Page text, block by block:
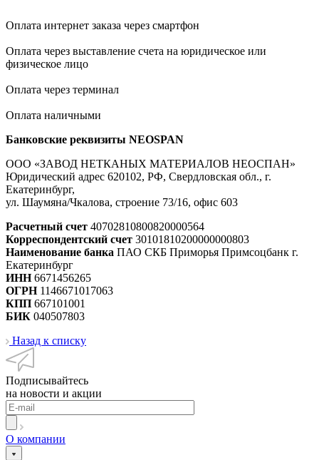
Оплата интернет заказа через смартфон
Оплата через выставление счета на юридическое или
физическое лицо
Оплата через терминал
Оплата наличными
Банковские реквизиты NEOSPAN
ООО «ЗАВОД НЕТКАНЫХ МАТЕРИАЛОВ НЕОСПАН»
Юридический адрес 620102, РФ, Свердловская обл., г.
Екатеринбург,
ул. Шаумяна/Чкалова, строение 73/16, офис 603
Расчетный счет 40702810800820000564
Корреспондентский счет 30101810200000000803
Наименование банка ПАО СКБ Приморья Примсоцбанк г.
Екатеринбург
ИНН6671456265
ОГРН1146671017063
КПП 667101001
БИК 040507803
Назад к списку
Подписывайтесь
на новости и акции
О компании